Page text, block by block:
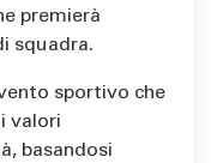
premierà
squadra.
sportivo che
valori
basandosi